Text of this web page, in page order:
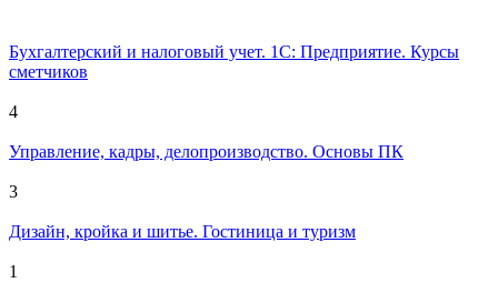
Бухгалтерский и налоговый учет. 1С: Предприятие. Курсы
сметчиков
4
Управление, кадры, делопроизводство. Основы ПК
3
Дизайн, кройка и шитье. Гостиница и туризм
1